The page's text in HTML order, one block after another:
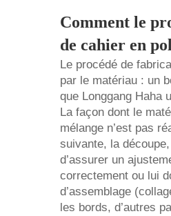
Comment le
de cahier en
Le procédé de
par le matériau : un
que Longgang Haha
La façon dont le
mélange n’est pas
suivante, la
d’assurer un
correctement ou lui
d’assemblage
les bords, d’autres